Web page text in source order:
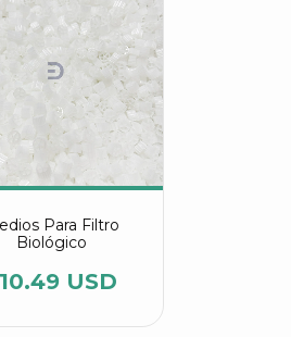
Para Filtro
Biológico
USD